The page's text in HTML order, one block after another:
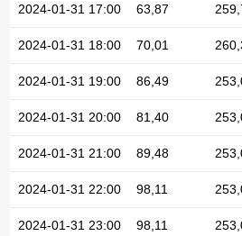
2024-01-31 17:00 63,87
2024-01-31 18:00 70,01
2024-01-31 19:00 86,49
2024-01-31 20:00 81,40
2024-01-31 21:00 89,48
2024-01-31 22:00 98,11
2024-01-31 23:00 98,11